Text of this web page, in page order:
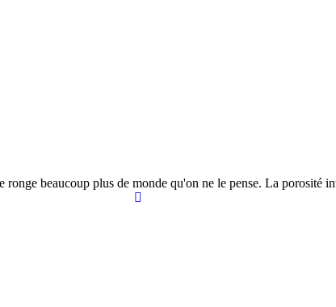
beaucoup plus de monde qu'on ne le pense. La porosité